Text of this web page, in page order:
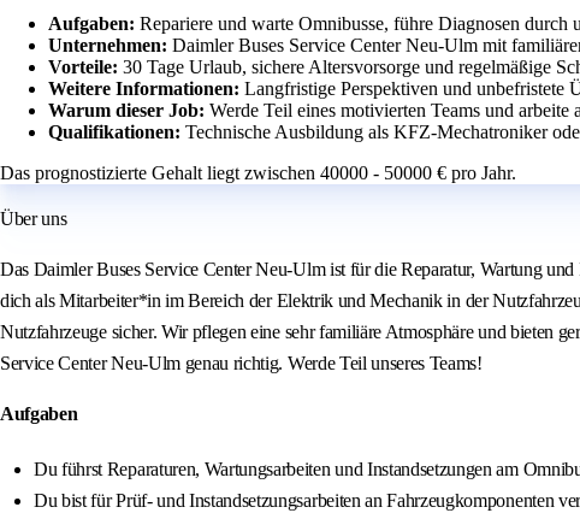
Aufgaben: Repariere und warte Omnibusse, führe Diagnosen durch
Unternehmen: Daimler Buses Service Center Neu-Ulm mit
Vorteile: 30 Tage Urlaub, sichere Altersvorsorge und regelmäßige
Weitere Informationen: Langfristige Perspektiven und unbefristete
Warum dieser Job: Werde Teil eines motivierten Teams und arbeite
Qualifikationen: Technische Ausbildung als KFZ-Mechatroniker
Das prognostizierte Gehalt liegt zwischen 40000 - 50000 € pro Jahr.
Über uns
Das Daimler Buses Service Center Neu-Ulm ist für die Reparatur, Wartung
dich als Mitarbeiter*in im Bereich der Elektrik und Mechanik in der
Nutzfahrzeuge sicher. Wir pflegen eine sehr familiäre Atmosphäre und bieten
Service Center Neu-Ulm genau richtig. Werde Teil unseres Teams!
Aufgaben
Du führst Reparaturen, Wartungsarbeiten und Instandsetzungen am
Du bist für Prüf- und Instandsetzungsarbeiten an Fahrzeugkomponenten